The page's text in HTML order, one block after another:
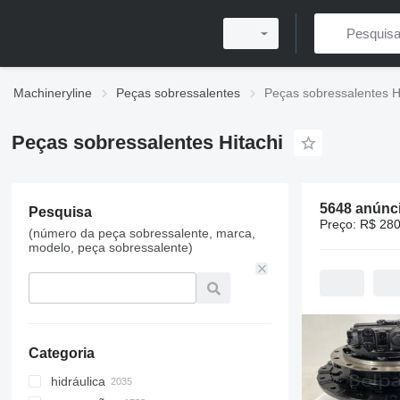
Machineryline Peças sobressalentes Peças sobressalentes
Peças sobressalentes Hitachi
Pesquisa
(número da peça sobressalente, marca,
modelo, peça sobressalente)
Categoria
hidráulica
5648
Preço: R$